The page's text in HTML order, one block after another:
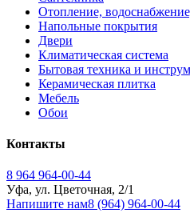
Отопление,
Напольные покрытия
Двери
Климатическая система
Бытовая техника и
Керамическая плитка
Мебель
Обои
Контакты
8 964 964-00-44
Уфа, ул. Цветочная, 2/1
Напишите нам8 (964) 964-00-44